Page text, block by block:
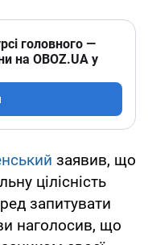
головного —
на OBOZ.UA у
заявив, що
цілісність
запитувати
наголосив, що